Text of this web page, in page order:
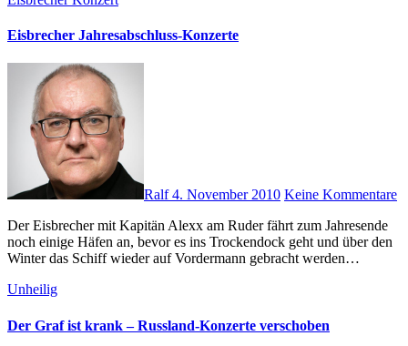
Eisbrecher Jahresabschluss-Konzerte
Ralf4. November 2010 Keine Kommentare
Der Eisbrecher mit Kapitän Alexx am Ruder fährt zum Jahresende
noch einige Häfen an, bevor es ins Trockendock geht und über den
Winter das Schiff wieder auf Vordermann gebracht werden…
Unheilig
Der Graf ist krank – Russland-Konzerte verschoben